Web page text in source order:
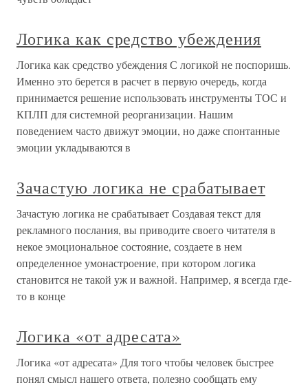
Логика как средство убеждения
Логика как средство убеждения С логикой не поспоришь.
Именно это берется в расчет в первую очередь, когда
принимается решение использовать инструменты ТОС и
КПЛП для системной реорганизации. Нашим
поведением часто движут эмоции, но даже спонтанные
эмоции укладываются в
Зачастую логика не срабатывает
Зачастую логика не срабатывает Создавая текст для
рекламного послания, вы приводите своего читателя в
некое эмоциональное состояние, создаете в нем
определенное умонастроение, при котором логика
становится не такой уж и важной. Например, я всегда где-
то в конце
Логика «от адресата»
Логика «от адресата» Для того чтобы человек быстрее
понял смысл нашего ответа, полезно сообщать ему